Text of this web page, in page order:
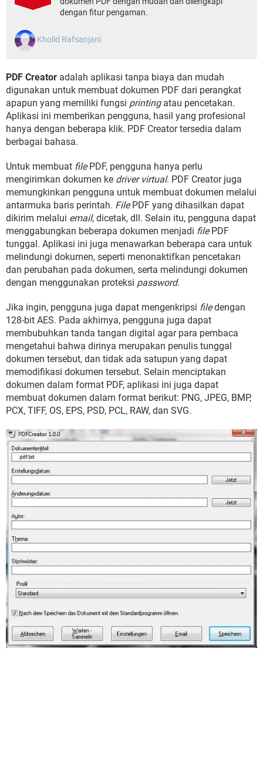
dengan fitur pengaman.
Kholid Rafsanjani
PDF Creator adalah aplikasi tanpa biaya dan mudah
digunakan untuk membuat dokumen PDF dari perangkat
apapun yang memiliki fungsi printingatau pencetakan.
Aplikasi ini memberikan pengguna, hasil yang profesional
hanya dengan beberapa klik. PDF Creator tersedia dalam
berbagai bahasa.
Untuk membuat filePDF, pengguna hanya perlu
mengirimkan dokumen ke driver virtual. PDF Creator juga
memungkinkan pengguna untuk membuat dokumen melalui
antarmuka baris perintah. FilePDF yang dihasilkan dapat
dikirim melalui email, dicetak, dll. Selain itu, pengguna dapat
menggabungkan beberapa dokumen menjadi filePDF
tunggal. Aplikasi ini juga menawarkan beberapa cara untuk
melindungi dokumen, seperti menonaktifkan pencetakan
dan perubahan pada dokumen, serta melindungi dokumen
dengan menggunakan proteksi password.
Jika ingin, pengguna juga dapat mengenkripsi filedengan
128-bit AES. Pada akhirnya, pengguna juga dapat
membubuhkan tanda tangan digital agar para pembaca
mengetahui bahwa dirinya merupakan penulis tunggal
dokumen tersebut, dan tidak ada satupun yang dapat
memodifikasi dokumen tersebut. Selain menciptakan
dokumen dalam format PDF, aplikasi ini juga dapat
membuat dokumen dalam format berikut: PNG, JPEG, BMP,
PCX, TIFF, OS, EPS, PSD, PCL, RAW, dan SVG.